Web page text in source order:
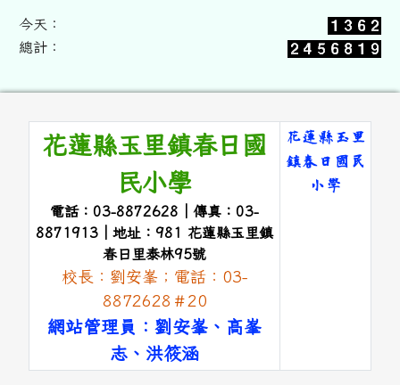
今天：
總計：
頁尾區域內容
花蓮縣玉里鎮春日國
民小學
電話：03-8872628｜傳真：03-
8871913｜地址：981 花蓮縣玉里鎮
春日里泰林95號
校長：劉安峯；電話：03-
8872628＃20
網站管理員：劉安峯、高峯
志、洪筱涵
花蓮縣玉里
鎮春日國民
小學